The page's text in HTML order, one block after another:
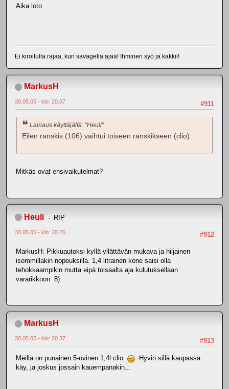
Aika loto
Ei kiroilulla rajaa, kun savagella ajaa! Ihminen syö ja kakkii!
MarkusH
#911
30.05.05 - klo: 20.07
Lainaus käyttäjältä: "Heuli"
Eilen ranskis (106) vaihtui toiseen ranskikseen (clio):
Mitkäs ovat ensivaikutelmat?
Heuli RIP
#912
30.05.05 - klo: 20.26
MarkusH: Pikkuautoksi kyllä yllättävän mukava ja hiljainen
isommillakin nopeuksilla. 1,4 litrainen kone saisi olla
tehokkaampikin mutta eipä toisaalta aja kulutuksellaan
vararikkoon 8)
MarkusH
#913
30.05.05 - klo: 20.37
Meillä on punainen 5-ovinen 1,4l clio.
Hyvin sillä kaupassa
käy, ja joskus jossain kauempanakin...